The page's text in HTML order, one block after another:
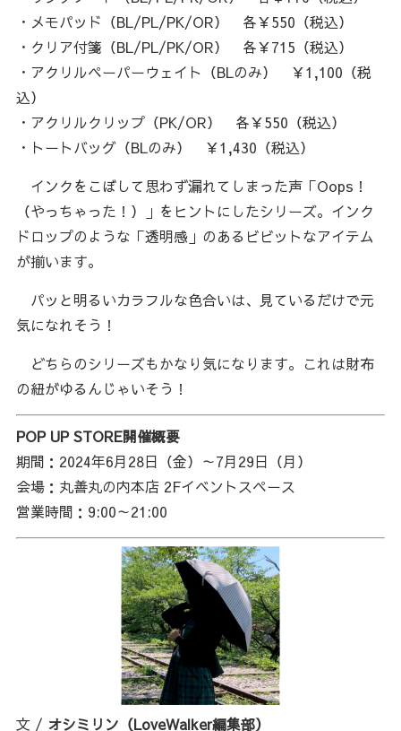
・メモパッド（BL/PL/PK/OR） 各￥550（税込）
・クリア付箋（BL/PL/PK/OR） 各￥715（税込）
・アクリルペーパーウェイト（BLのみ） ￥1,100（税
込）
・アクリルクリップ（PK/OR） 各￥550（税込）
・トートバッグ（BLのみ） ￥1,430（税込）
インクをこぼして思わず漏れてしまった声「Oops！
（やっちゃった！）」をヒントにしたシリーズ。インク
ドロップのような「透明感」のあるビビットなアイテム
が揃います。
パッと明るいカラフルな色合いは、見ているだけで元
気になれそう！
どちらのシリーズもかなり気になります。これは財布
の紐がゆるんじゃいそう！
POP UP STORE開催概要
期間：2024年6月28日（金）～7月29日（月）
会場：丸善丸の内本店 2Fイベントスペース
営業時間：9:00～21:00
文 / オシミリン（LoveWalker編集部）